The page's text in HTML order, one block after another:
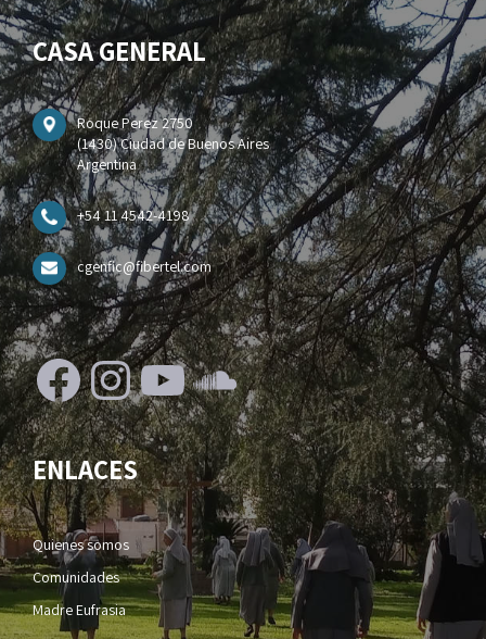
CASA GENERAL
Roque Perez 2750
(1430) Ciudad de Buenos Aires
Argentina
+54 11 4542-4198
cgenfic@fibertel.com
Facebook
Instagram
YouTube
SoundCloud
ENLACES
Quienes somos
Comunidades
Madre Eufrasia